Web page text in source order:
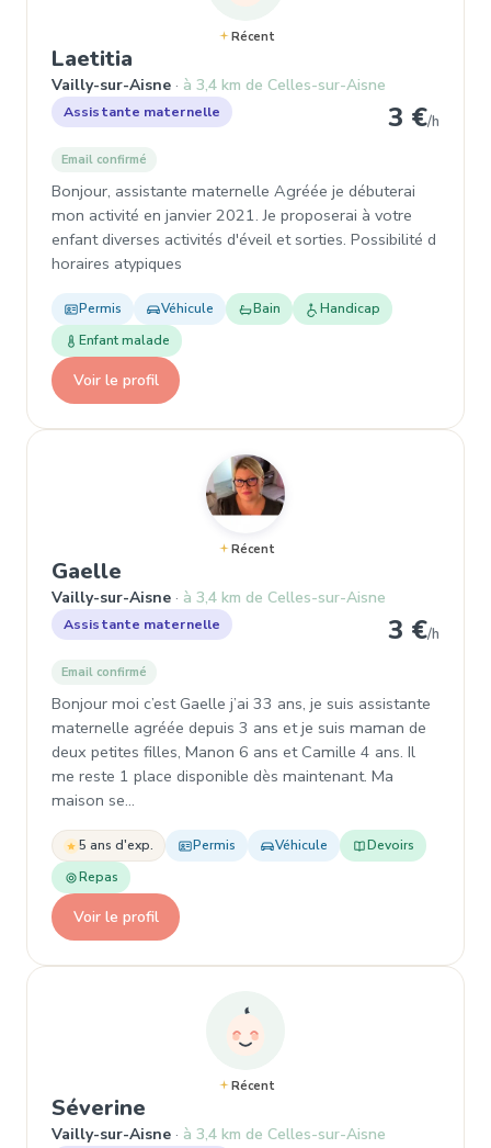
Récent
Laetitia
Vailly-sur-Aisne à 3,4 km de Celles-sur-Aisne
Assistante maternelle 3 €/h
Email confirmé
Bonjour, assistante maternelle Agréée je débuterai
mon activité en janvier 2021. Je proposerai à votre
enfant diverses activités d'éveil et sorties. Possibilité d
horaires atypiques
Permis Véhicule Bain
Handicap
Enfant malade
Voir le profil
Récent
Gaelle
Vailly-sur-Aisne à 3,4 km de Celles-sur-Aisne
Assistante maternelle 3 €/h
Email confirmé
Bonjour moi c’est Gaelle j’ai 33 ans, je suis assistante
maternelle agréée depuis 3 ans et je suis maman de
deux petites filles, Manon 6 ans et Camille 4 ans. Il
me reste 1 place disponible dès maintenant. Ma
maison se…
5 ans d'exp. Permis Véhicule
Devoirs
Repas
Voir le profil
Récent
Séverine
Vailly-sur-Aisne à 3,4 km de Celles-sur-Aisne